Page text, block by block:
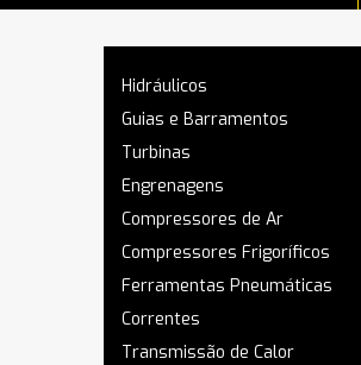
Hidráulicos
Guias e Barramentos
Turbinas
Engrenagens
Compressores de Ar
Compressores Frigoríficos
Ferramentas Pneumáticas
Correntes
Transmissão de Calor